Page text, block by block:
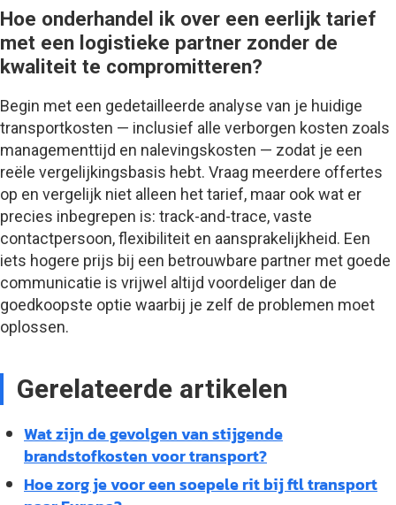
Hoe onderhandel ik over een eerlijk tarief
met een logistieke partner zonder de
kwaliteit te compromitteren?
Begin met een gedetailleerde analyse van je huidige
transportkosten — inclusief alle verborgen kosten zoals
managementtijd en nalevingskosten — zodat je een
reële vergelijkingsbasis hebt. Vraag meerdere offertes
op en vergelijk niet alleen het tarief, maar ook wat er
precies inbegrepen is: track-and-trace, vaste
contactpersoon, flexibiliteit en aansprakelijkheid. Een
iets hogere prijs bij een betrouwbare partner met goede
communicatie is vrijwel altijd voordeliger dan de
goedkoopste optie waarbij je zelf de problemen moet
oplossen.
Gerelateerde artikelen
Wat zijn de gevolgen van stijgende
brandstofkosten voor transport?
Hoe zorg je voor een soepele rit bij ftl transport